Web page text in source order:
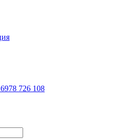
726 108